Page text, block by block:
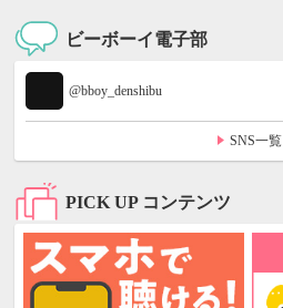
ビーボーイ電子部
@bboy_denshibu
SNS一覧
PICK UP コンテンツ